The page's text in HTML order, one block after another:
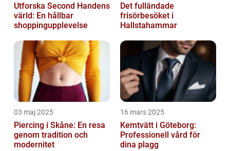
Utforska Second Handens
värld: En hållbar
shoppingupplevelse
Det fulländade
frisörbesöket i
Hallstahammar
03 maj 2025
Piercing i Skåne: En resa
genom tradition och
modernitet
16 mars 2025
Kemtvätt i Göteborg:
Professionell vård för
dina plagg